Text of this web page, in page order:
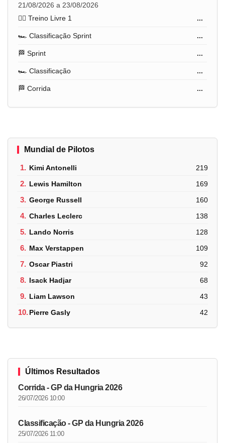
21/08/2026 a 23/08/2026
🏋️‍♂️ Treino Livre 1
...
🏎️ Classificação Sprint ...
🏁 Sprint ...
🏎️ Classificação ...
🏁 Corrida ...
Mundial de Pilotos
1. Kimi Antonelli 219
2. Lewis Hamilton 169
3. George Russell 160
4. Charles Leclerc 138
5. Lando Norris 128
6. Max Verstappen 109
7. Oscar Piastri 92
8. Isack Hadjar 68
9. Liam Lawson 43
10.Pierre Gasly 42
Últimos Resultados
Corrida - GP da Hungria 2026
26/07/2026 10:00
Classificação - GP da Hungria 2026
25/07/2026 11:00